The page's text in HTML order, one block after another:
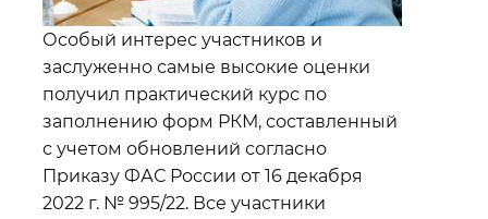
Особый интерес участников и
заслуженно самые высокие оценки
получил практический курс по
заполнению форм РКМ, составленный
с учетом обновлений согласно
Приказу ФАС России от 16 декабря
2022 г. № 995/22. Все участники